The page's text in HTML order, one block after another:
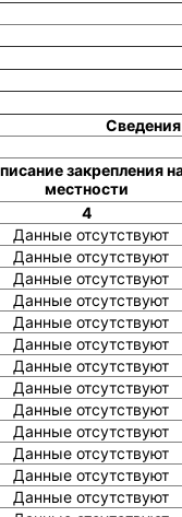
закрепления
местности
4
Данные отсутствуют
Данные отсутствуют
Данные отсутствуют
Данные отсутствуют
Данные отсутствуют
Данные отсутствуют
Данные отсутствуют
Данные отсутствуют
Данные отсутствуют
Данные отсутствуют
Данные отсутствуют
Данные отсутствуют
Данные отсутствуют